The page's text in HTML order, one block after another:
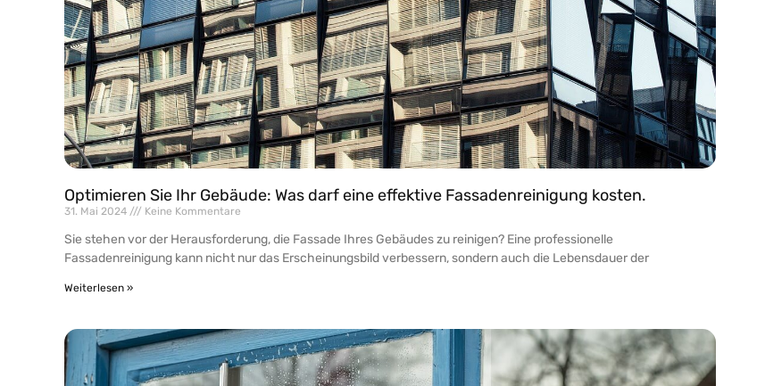
Optimieren Sie Ihr Gebäude: Was darf eine effektive Fassadenreinigung kosten.
31. Mai 2024 Keine Kommentare
Sie stehen vor der Herausforderung, die Fassade Ihres Gebäudes zu reinigen? Eine professionelle
Fassadenreinigung kann nicht nur das Erscheinungsbild verbessern, sondern auch die Lebensdauer der
Weiterlesen »